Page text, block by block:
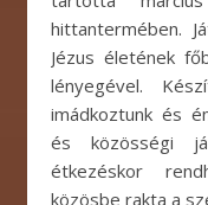
hittantermében.
Jézus életének
lényegével.
imádkoztunk és
és közösségi
étkezéskor
közösbe rakta a